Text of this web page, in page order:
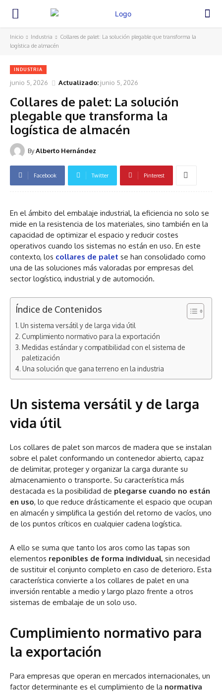
Inicio Industria
Collares de palet: La solución plegable que transforma la
logística de almacén
INDUSTRIA
junio 5, 2026 Actualizado: junio 5, 2026
Collares de palet: La solución
plegable que transforma la
logística de almacén
ByAlberto Hernández
Facebook Twitter Pinterest
En el ámbito del embalaje industrial, la eficiencia no solo se
mide en la resistencia de los materiales, sino también en la
capacidad de optimizar el espacio y reducir costes
operativos cuando los sistemas no están en uso. En este
contexto, los collares de palet se han consolidado como
una de las soluciones más valoradas por empresas del
sector logístico, industrial y de automoción.
Índice de Contenidos
Un sistema versátil y de larga vida útil
Cumplimiento normativo para la exportación
Medidas estándar y compatibilidad con el sistema de
paletización
Una solución que gana terreno en la industria
Un sistema versátil y de larga
vida útil
Los collares de palet son marcos de madera que se instalan
sobre el palet conformando un contenedor abierto, capaz
de delimitar, proteger y organizar la carga durante su
almacenamiento o transporte. Su característica más
destacada es la posibilidad de plegarse cuando no están
en uso, lo que reduce drásticamente el espacio que ocupan
en almacén y simplifica la gestión del retorno de vacíos, uno
de los puntos críticos en cualquier cadena logística.
A ello se suma que tanto los aros como las tapas son
elementos reponibles de forma individual, sin necesidad
de sustituir el conjunto completo en caso de deterioro. Esta
característica convierte a los collares de palet en una
inversión rentable a medio y largo plazo frente a otros
sistemas de embalaje de un solo uso.
Cumplimiento normativo para
la exportación
Para empresas que operan en mercados internacionales, un
factor determinante es el cumplimiento de la normativa